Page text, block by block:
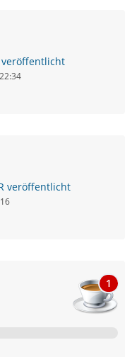
veröffentlicht
veröffentlicht
1